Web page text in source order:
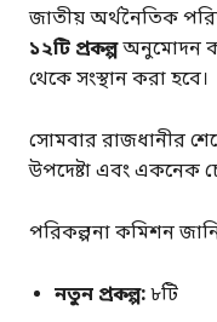
জাতীয় অর্থনৈতিক
১২টি প্রকল্পঅনুমোদন
থেকে সংস্থান করা হবে।
সোমবার রাজধানীর
উপদেষ্টা এবং একনেক
পরিকল্পনা কমিশন
নতুন প্রকল্প:৮টি